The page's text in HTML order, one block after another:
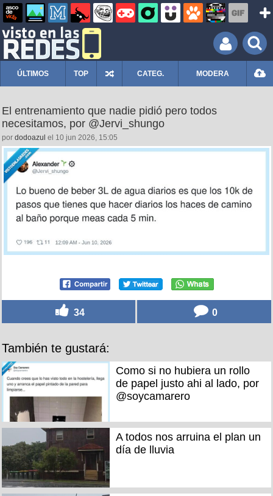
ÚLTIMOS TOP CATEG. MODERA
El entrenamiento que nadie pidió pero todos
necesitamos, por @Jervi_shungo
por dodoazul el 10 jun 2026, 15:05
34 0
También te gustará:
Como si no hubiera un rollo
de papel justo ahi al lado, por
@soycamarero
A todos nos arruina el plan un
día de lluvia